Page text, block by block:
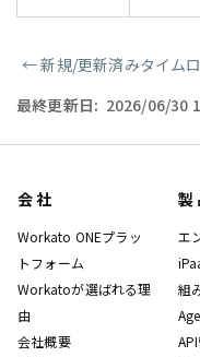
ページャー
←新規/更新済みタイム
最終更新日: 2026/06/30
会社
Workato ONEプラッ
トフォーム
Workatoが選ばれる理
由
会社概要
製
エ
組